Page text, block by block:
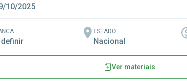
10/2025
definir
ESTADO
Nacional
Ver materiais